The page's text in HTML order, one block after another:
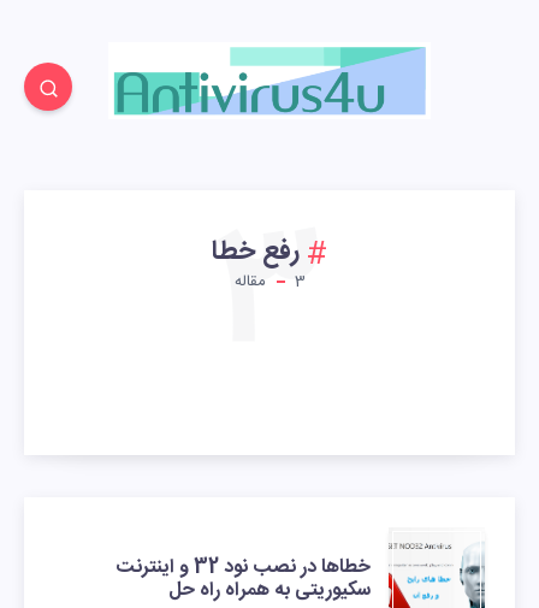
رفع خطا
3 مقاله
3
خطاها در نصب نود 32 و اینترنت
سکیوریتی به همراه راه حل